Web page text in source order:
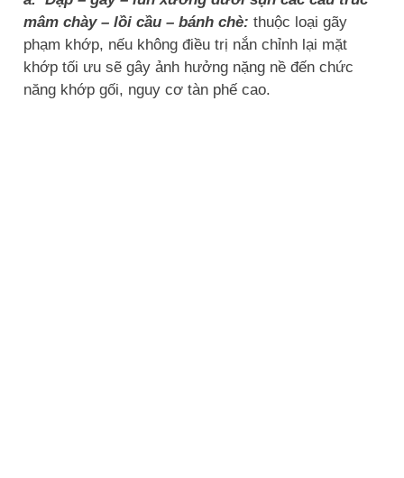
mâm chày – lồi cầu – bánh chè:thuộc loại gãy
phạm khớp, nếu không điều trị nắn chỉnh lại mặt
khớp tối ưu sẽ gây ảnh hưởng nặng nề đến chức
năng khớp gối, nguy cơ tàn phế cao.